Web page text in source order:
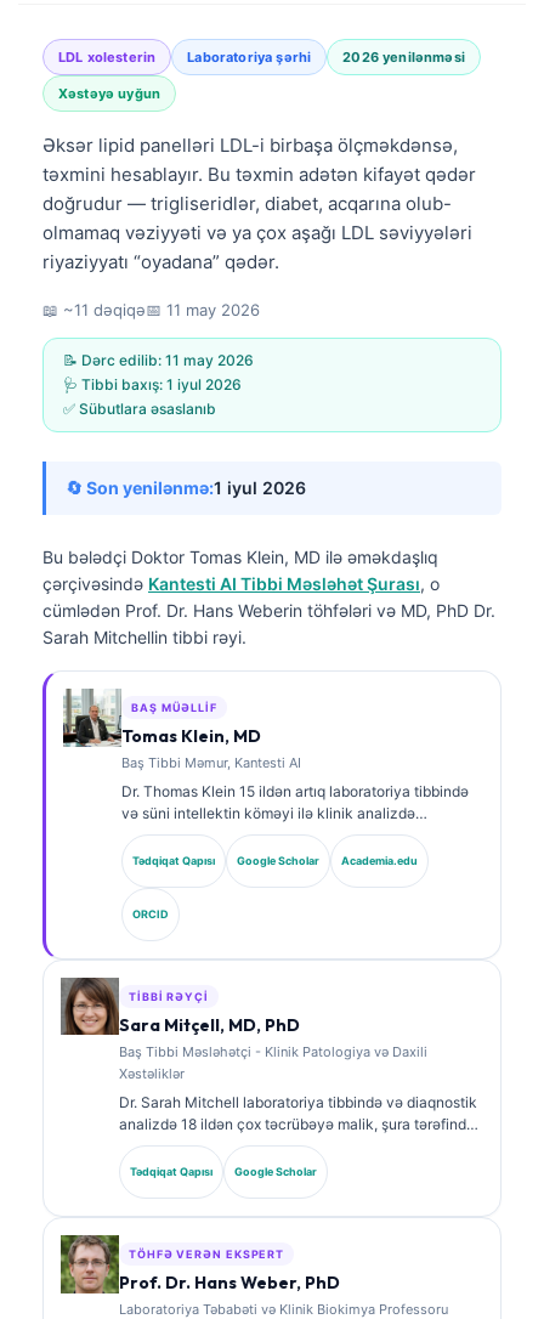
LDL xolesterin Laboratoriya şərhi 2026 yenilənməsi
Xəstəyə uyğun
Əksər lipid panelləri LDL-i birbaşa ölçməkdənsə,
təxmini hesablayır. Bu təxmin adətən kifayət qədər
doğrudur — trigliseridlər, diabet, acqarına olub-
olmamaq vəziyyəti və ya çox aşağı LDL səviyyələri
riyaziyyatı “oyadana” qədər.
📖 ~11 dəqiqə📅 11 may 2026
📝 Dərc edilib: 11 may 2026
🩺 Tibbi baxış: 1 iyul 2026
✅ Sübutlara əsaslanıb
🔄 Son yenilənmə:1 iyul 2026
Bu bələdçi Doktor Tomas Klein, MD ilə əməkdaşlıq
çərçivəsində Kantesti AI Tibbi Məsləhət Şurası, o
cümlədən Prof. Dr. Hans Weberin töhfələri və MD, PhD Dr.
Sarah Mitchellin tibbi rəyi.
BAŞ MÜƏLLIF
Tomas Klein, MD
Baş Tibbi Məmur, Kantesti AI
Dr. Thomas Klein 15 ildən artıq laboratoriya tibbində
və süni intellektin köməyi ilə klinik analizdə
təcrübəyə malik, sertifikatlı klinik hematoloq və
internistdir. Kantesti AI şirkətində Baş Tibb Direktoru
kimi o, məxsusi neyron şəbəkənin tibbi dəqiqliyinə
dair klinik nəzarəti həyata keçirir. Dr. Klein
biomarkerlərin şərhi və laboratoriya diaqnostikası
mövzularında laboratoriya tibbinə dair geniş şəkildə
nəşrlər edib.
Tədqiqat Qapısı Google Scholar Academia.edu
ORCID
TIBBI RƏYÇI
Sara Mitçell, MD, PhD
Baş Tibbi Məsləhətçi - Klinik Patologiya və Daxili
Xəstəliklər
Dr. Sarah Mitchell laboratoriya tibbində və diaqnostik
analizdə 18 ildən çox təcrübəyə malik, şura tərəfindən
təsdiqlənmiş klinik patoloqdur. O, klinik kimya üzrə
ixtisas sertifikatlarına malikdir və klinik praktikada
biomarker panelləri və laborator analiz barədə geniş
Tədqiqat Qapısı Google Scholar
TÖHFƏ VERƏN EKSPERT
Prof. Dr. Hans Weber, PhD
Laboratoriya Təbabəti və Klinik Biokimya Professoru